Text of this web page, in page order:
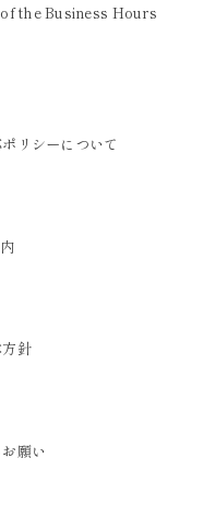
of the Business Hours
リシーについて
針
願い